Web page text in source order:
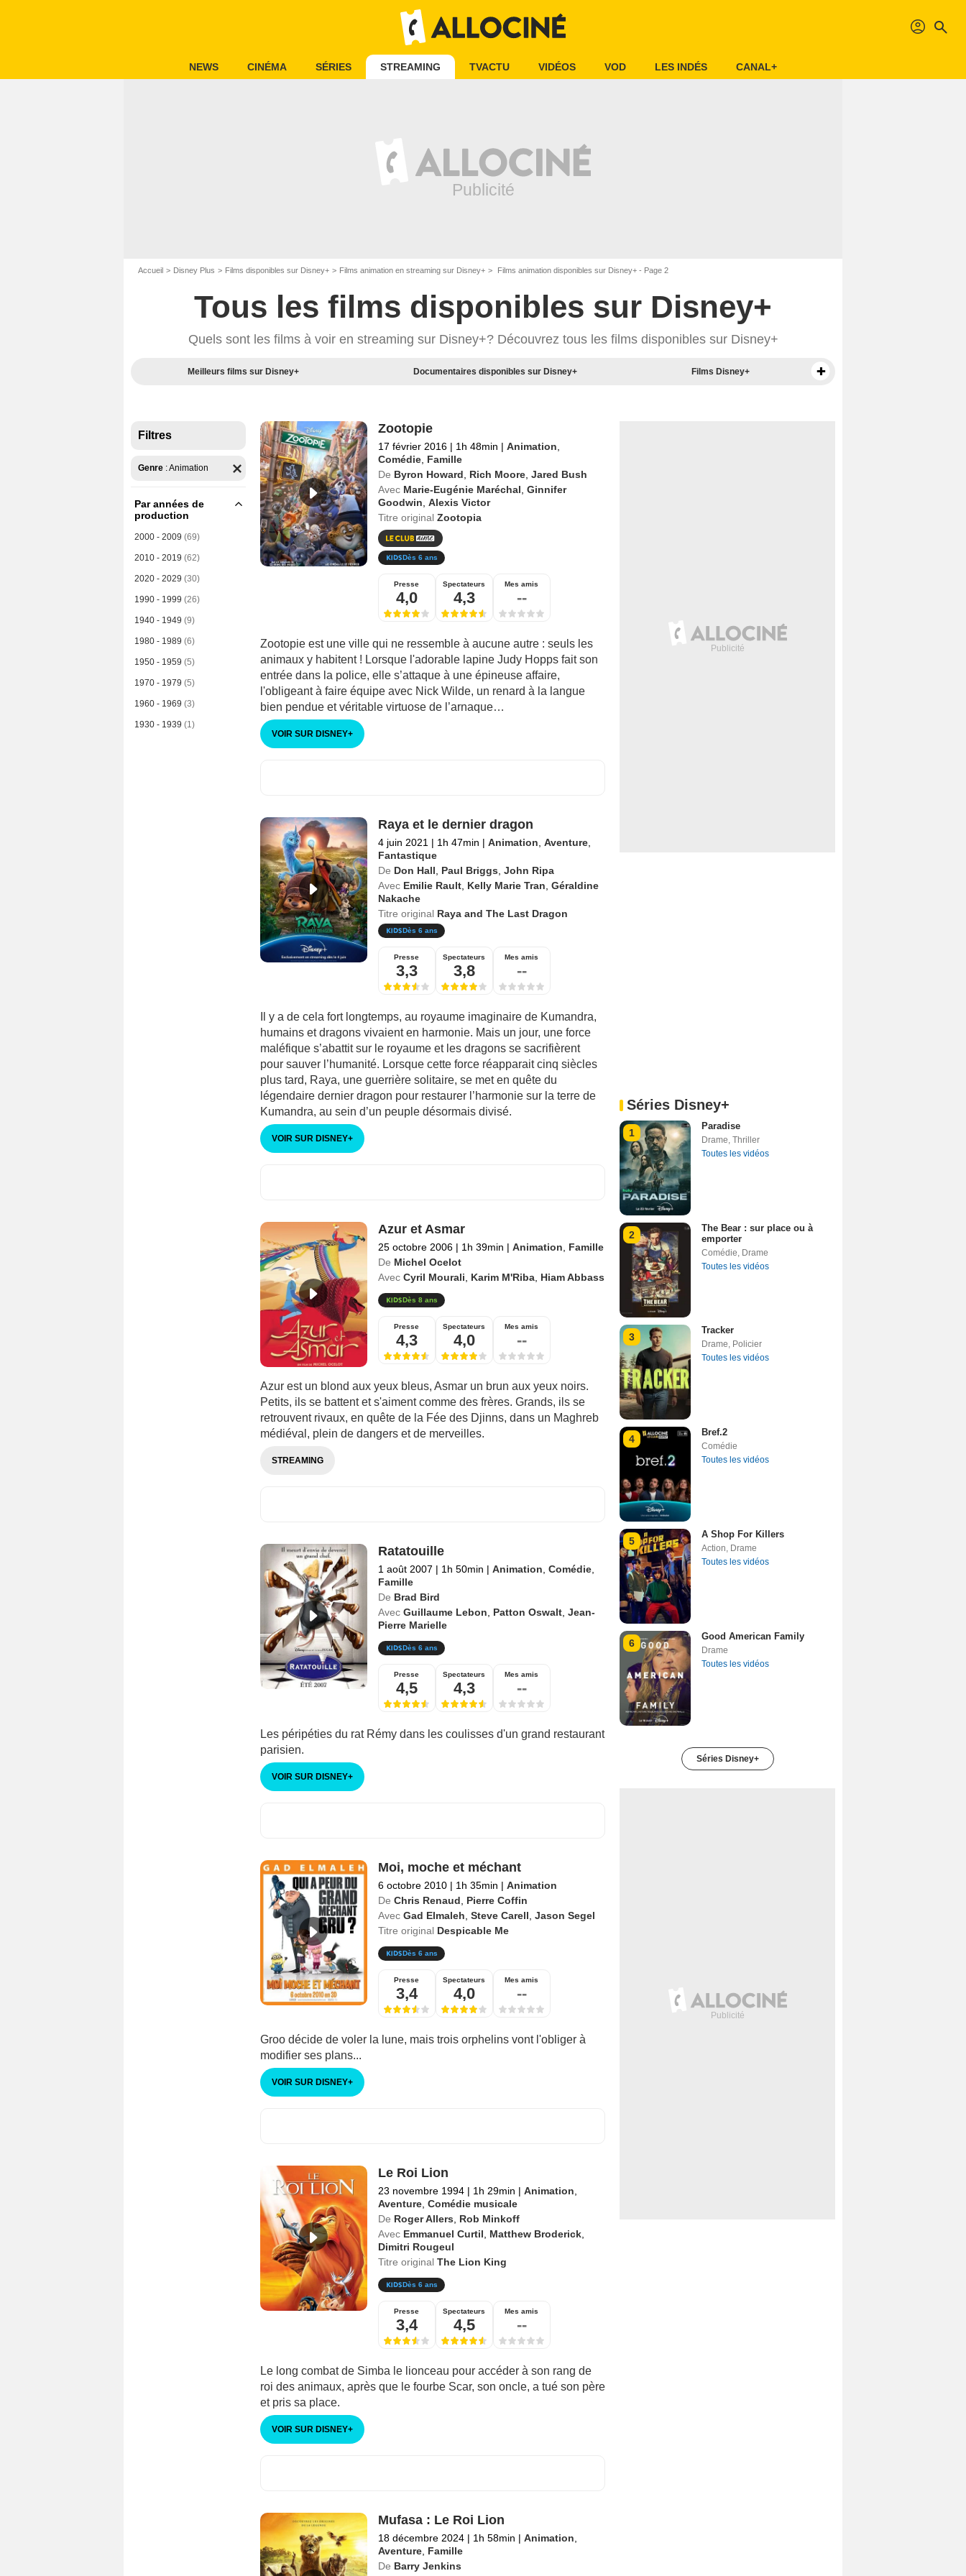
profil search
NEWS CINÉMA SÉRIES STREAMING TVACTU VIDÉOS VOD LES INDÉS CANAL+
Accueil Disney Plus Films disponibles sur Disney+ Films animation en streaming sur Disney+ Films animation disponibles sur Disney+ - Page 2
Tous les films disponibles sur Disney+
Quels sont les films à voir en streaming sur Disney+? Découvrez tous les films disponibles sur Disney+
Meilleurs films sur Disney+ Documentaires disponibles sur Disney+ Films Disney+
Filtres
Genre :Animation
Par années de
production
2000 - 2009 (69)
2010 - 2019 (62)
2020 - 2029 (30)
1990 - 1999 (26)
1940 - 1949 (9)
1980 - 1989 (6)
1950 - 1959 (5)
1970 - 1979 (5)
1960 - 1969 (3)
1930 - 1939 (1)
Zootopie
17 février 2016 | 1h 48min | Animation
Comédie, Famille
De Byron Howard Rich Moore, Jared Bush
Avec Marie-Eugénie Maréchal Ginnifer
Goodwin Alexis Victor
Titre original Zootopia
Dès 6 ans
Presse
4,0
Spectateurs
4,3
Mes amis
--
Zootopie est une ville qui ne ressemble à aucune autre : seuls les
animaux y habitent ! Lorsque l'adorable lapine Judy Hopps fait son
entrée dans la police, elle s’attaque à une épineuse affaire,
l'obligeant à faire équipe avec Nick Wilde, un renard à la langue
bien pendue et véritable virtuose de l’arnaque…
VOIR SUR DISNEY+
Raya et le dernier dragon
4 juin 2021 | 1h 47min | Animation Aventure,
Fantastique
De Don Hall Paul Briggs John Ripa
Avec Emilie Rault, Kelly Marie Tran Géraldine
Nakache
Titre original Raya and The Last Dragon
Dès 6 ans
Presse
3,3
Spectateurs
3,8
Mes amis
--
Il y a de cela fort longtemps, au royaume imaginaire de Kumandra,
humains et dragons vivaient en harmonie. Mais un jour, une force
maléfique s’abattit sur le royaume et les dragons se sacrifièrent
pour sauver l’humanité. Lorsque cette force réapparait cinq siècles
plus tard, Raya, une guerrière solitaire, se met en quête du
légendaire dernier dragon pour restaurer l’harmonie sur la terre de
Kumandra, au sein d’un peuple désormais divisé.
VOIR SUR DISNEY+
Azur et Asmar
25 octobre 2006 | 1h 39min | Animation
Famille
De Michel Ocelot
Avec Cyril Mourali Karim M'Riba, Hiam Abbass
Dès 8 ans
Presse
4,3
Spectateurs
4,0
Mes amis
--
Azur est un blond aux yeux bleus, Asmar un brun aux yeux noirs.
Petits, ils se battent et s'aiment comme des frères. Grands, ils se
retrouvent rivaux, en quête de la Fée des Djinns, dans un Maghreb
médiéval, plein de dangers et de merveilles.
STREAMING
Ratatouille
1 août 2007 | 1h 50min | Animation Comédie,
Famille
De Brad Bird
Avec Guillaume Lebon Patton Oswalt, Jean-
Pierre Marielle
Dès 6 ans
Presse
4,5
Spectateurs
4,3
Mes amis
--
Les péripéties du rat Rémy dans les coulisses d'un grand restaurant
parisien.
VOIR SUR DISNEY+
Moi, moche et méchant
6 octobre 2010 | 1h 35min | Animation
De Chris Renaud
Pierre Coffin
Avec Gad Elmaleh Steve Carell Jason Segel
Titre original Despicable Me
Dès 6 ans
Presse
3,4
Spectateurs
4,0
Mes amis
--
Groo décide de voler la lune, mais trois orphelins vont l'obliger à
modifier ses plans...
VOIR SUR DISNEY+
Le Roi Lion
23 novembre 1994 | 1h 29min | Animation
Aventure, Comédie musicale
De Roger Allers
Rob Minkoff
Avec Emmanuel Curtil Matthew Broderick,
Dimitri Rougeul
Titre original The Lion King
Dès 6 ans
Presse
3,4
Spectateurs
4,5
Mes amis
--
Le long combat de Simba le lionceau pour accéder à son rang de
roi des animaux, après que le fourbe Scar, son oncle, a tué son père
et pris sa place.
VOIR SUR DISNEY+
Mufasa : Le Roi Lion
18 décembre 2024 | 1h 58min | Animation
Aventure, Famille
De Barry Jenkins
Séries Disney+
1
Paradise
Drame, Thriller
Toutes les vidéos
2
The Bear : sur place ou à
emporter
Comédie, Drame
Toutes les vidéos
3
Tracker
Drame, Policier
Toutes les vidéos
4
Bref.2
Comédie
Toutes les vidéos
5
A Shop For Killers
Action, Drame
Toutes les vidéos
6
Good American Family
Drame
Toutes les vidéos
Séries Disney+